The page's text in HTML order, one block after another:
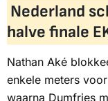
Nederland
halve finale
Nathan Aké
enkele meters
waarna Dumfries